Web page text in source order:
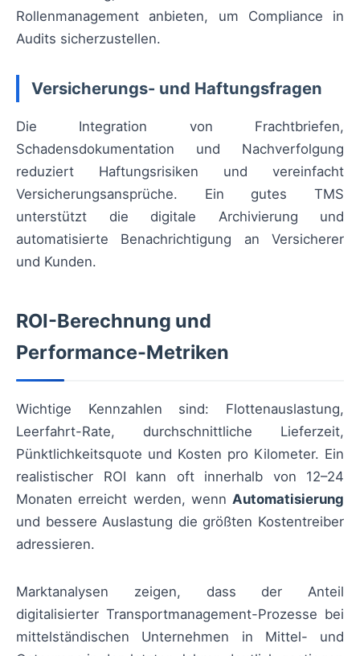
Rollenmanagement anbieten, um Compliance in
Audits sicherzustellen.
Versicherungs- und Haftungsfragen
Die Integration von Frachtbriefen,
Schadensdokumentation und Nachverfolgung
reduziert Haftungsrisiken und vereinfacht
Versicherungsansprüche. Ein gutes TMS
unterstützt die digitale Archivierung und
automatisierte Benachrichtigung an Versicherer
und Kunden.
ROI-Berechnung und
Performance-Metriken
Wichtige Kennzahlen sind: Flottenauslastung,
Leerfahrt-Rate, durchschnittliche Lieferzeit,
Pünktlichkeitsquote und Kosten pro Kilometer. Ein
realistischer ROI kann oft innerhalb von 12–24
Monaten erreicht werden, wenn Automatisierung
und bessere Auslastung die größten Kostentreiber
adressieren.
Marktanalysen zeigen, dass der Anteil
digitalisierter Transportmanagement-Prozesse bei
mittelständischen Unternehmen in Mittel- und